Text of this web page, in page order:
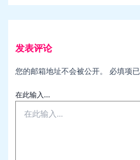
发表评论
您的邮箱地址不会被公开。 必填项
在此输入...